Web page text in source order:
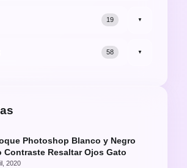
19 ▼
58 ▼
Photoshop Blanco y Negro
Contraste Resaltar Ojos Gato
2020